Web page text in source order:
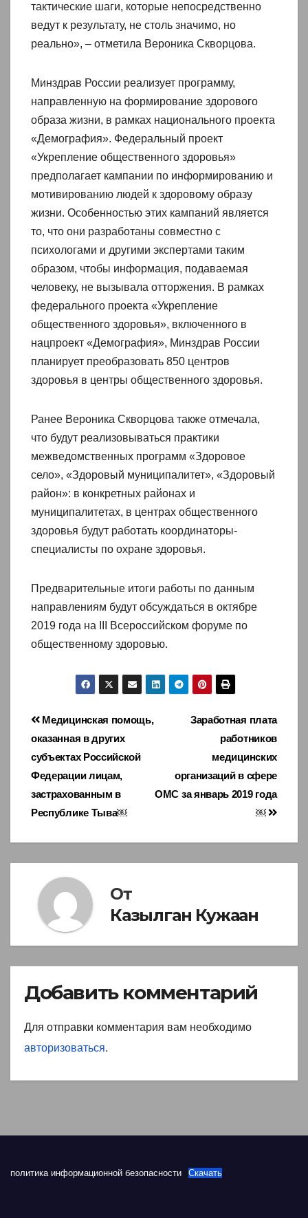
тактические шаги, которые непосредственно
ведут к результату, не столь значимо, но
реально», – отметила Вероника Скворцова.
Минздрав России реализует программу,
направленную на формирование здорового
образа жизни, в рамках национального проекта
«Демография». Федеральный проект
«Укрепление общественного здоровья»
предполагает кампании по информированию и
мотивированию людей к здоровому образу
жизни. Особенностью этих кампаний является
то, что они разработаны совместно с
психологами и другими экспертами таким
образом, чтобы информация, подаваемая
человеку, не вызывала отторжения. В рамках
федерального проекта «Укрепление
общественного здоровья», включенного в
нацпроект «Демография», Минздрав России
планирует преобразовать 850 центров
здоровья в центры общественного здоровья.
Ранее Вероника Скворцова также отмечала,
что будут реализовываться практики
межведомственных программ «Здоровое
село», «Здоровый муниципалитет», «Здоровый
район»: в конкретных районах и
муниципалитетах, в центрах общественного
здоровья будут работать координаторы-
специалисты по охране здоровья.
Предварительные итоги работы по данным
направлениям будут обсуждаться в октябре
2019 года на III Всероссийском форуме по
общественному здоровью.
Навигация
по
записям
Заработная плата
работников
медицинских
организаций в сфере
ОМС за январь 2019 года
￼
Медицинская помощь,
оказанная в других
субъектах Российской
Федерации лицам,
застрахованным в
Республике Тыва￼
От
Казылган Кужаан
Добавить комментарий
Для отправки комментария вам необходимо
авторизоваться.
политика информационной безопасности Скачать